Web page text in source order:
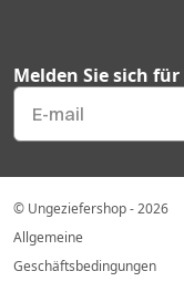
Melden Sie sich
Gutscheincodes
Mein Konto
Geprüfter
© Ungeziefershop - 2026
Allgemeine
Geschäftsbedingungen